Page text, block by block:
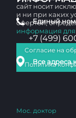
Единый
+7 (499)
Все адреса
сайт носит
и ни при каких
офертой,
информация
Согласие на
Политика
Мос. доктор